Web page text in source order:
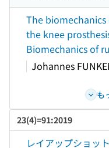
The
the knee
Biomechanics of
Johannes
も
23(4)=91:2019
レイアップショッ